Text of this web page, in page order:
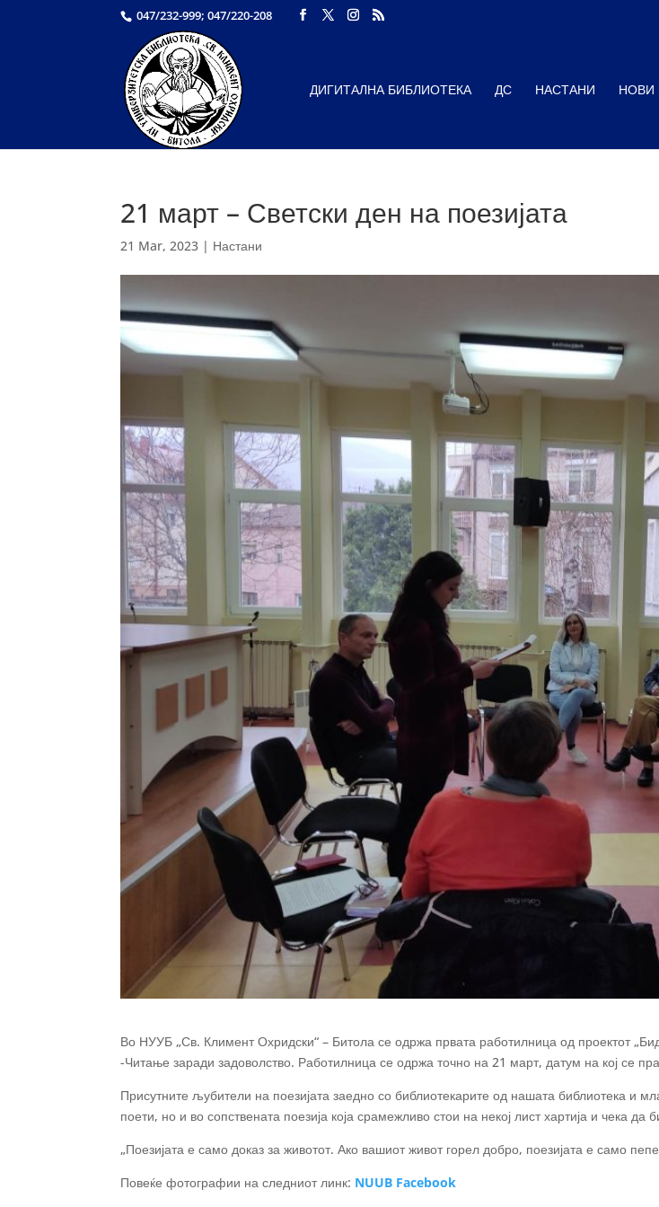
047/232-999; 047/220-208
ДИГИТАЛНА БИБЛИОТЕКА ДС НАСТАНИ НОВИ
21 март – Светски ден на поезијата
21 Mar, 2023 | Настани
Во НУУБ „Св. Климент Охридски“ – Битола се одржа првата работилница од проектот
-Читање заради задоволство. Работилница се одржа точно на 21 март, датум на кој се
Присутните љубители на поезијата заедно со библиотекарите од нашата библиотека и
поети, но и во сопствената поезија која срамежливо стои на некој лист хартија и чека да
„Поезијата е само доказ за животот. Ако вашиот живот горел добро, поезијата е само
Повеќе фотографии на следниот линк: NUUB Facebook